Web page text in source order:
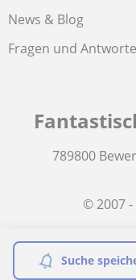
Suche
News & Blog
Fragen und
789800
© 2007